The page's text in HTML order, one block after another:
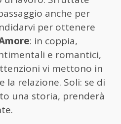
anche per
per ottenere
: in coppia,
e romantici,
vi mettono in
la relazione. Soli: se di
una storia, prenderà